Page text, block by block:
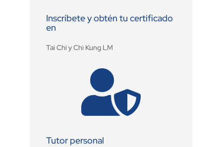
Inscríbete y obtén tu certificado
en
Tai Chi y Chi Kung LM

Tutor personal